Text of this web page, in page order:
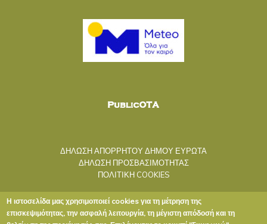
ΔΗΛΩΣΗ ΑΠΟΡΡΗΤΟΥ ΔΗΜΟΥ ΕΥΡΩΤΑ
ΔΗΛΩΣΗ ΠΡΟΣΒΑΣΙΜΟΤΗΤΑΣ
ΠΟΛΙΤΙΚΗ COOKIES
Η ιστοσελίδα μας χρησιμοποιεί cookies για τη μέτρηση της
επισκεψιμότητας, την ασφαλή λειτουργία, τη μέγιστη απόδοσή και τη